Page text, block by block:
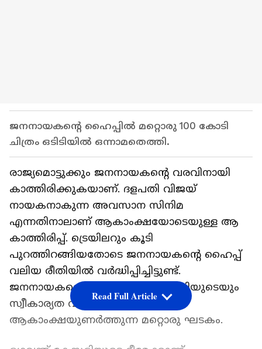
ജനനായകന്റെ ഹൈപ്പില്‍ മറ്റൊരു 100 കോടി
ചിത്രം ഒടിടിയില്‍ ഒന്നാമതെത്തി.
രാജ്യമൊട്ടുക്കും ജനനായകന്റെ വരവിനായി
കാത്തിരിക്കുകയാണ്. ദളപതി വിജയ്‍
നായകനാകുന്ന അവസാന സിനിമ
എന്നതിനാലാണ് ആകാംക്ഷയോടെയുള്ള ആ
കാത്തിരിപ്പ്. ട്രെയിലറും കൂടി
പുറത്തിറങ്ങിയതോടെ ജനനായകന്റെ ഹൈപ്പ്
വലിയ രീതിയില്‍‌ വര്‍ദ്ധിപ്പിച്ചിട്ടുണ്ട്.
ജനനായകനൊപ്പം ഭഗവന്ത് കേസരിയുടെയും
സ്വീകാര്യത വര്‍ദ്ധിച്ചുവെന്നതാണ്
ആകാംക്ഷയുണര്‍ത്തുന്ന മറ്റൊരു ഘടകം.
Read Full Article